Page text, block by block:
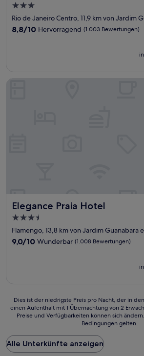
3.0-
Sterne-
Unterkunft
Rio de Janeiro Centro, 11,9 km von Jardim
8.8
8,8/10 Hervorragend (1.003 Bewertungen)
Elegance Praia Hotel
Elegance Praia Hotel
3.5-
Sterne-
Unterkunft
Flamengo, 13,8 km von Jardim Guanabara
9.0
9,0/10 Wunderbar (1.008 Bewertungen)
Elegance Praia Hotel
Dies
ist
Preis
pro
Nacht,
Dies ist der niedrigste Preis pro Nacht, der in
einen Aufenthalt mit 1 Übernachtung von 2
Preise und Verfügbarkeiten können sich
Bedingungen gelten.
Alle Unterkünfte anzeigen